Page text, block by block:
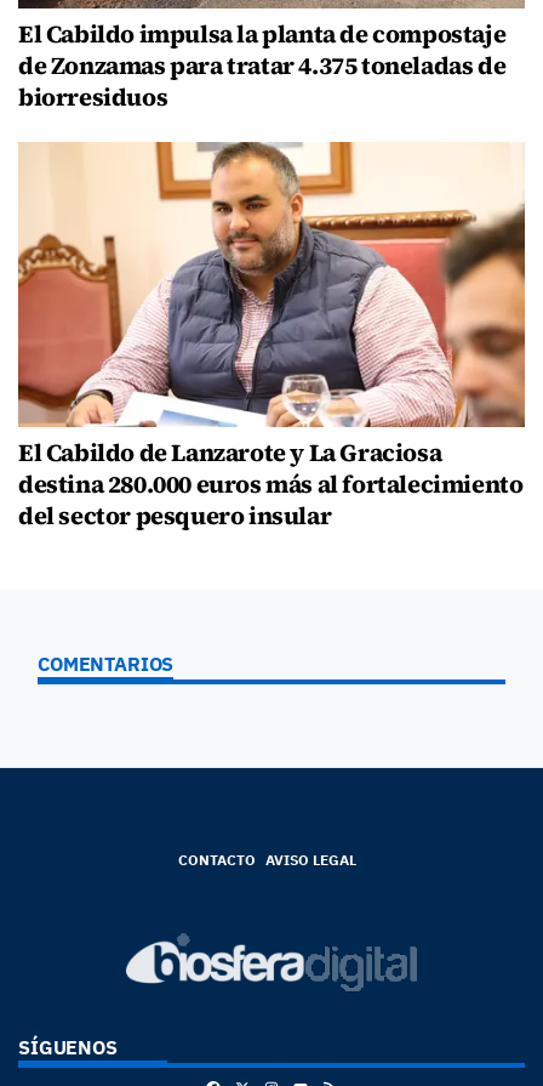
El Cabildo impulsa la planta de compostaje
de Zonzamas para tratar 4.375 toneladas de
biorresiduos
El Cabildo de Lanzarote y La Graciosa
destina 280.000 euros más al fortalecimiento
del sector pesquero insular
COMENTARIOS
CONTACTO AVISO LEGAL
SÍGUENOS